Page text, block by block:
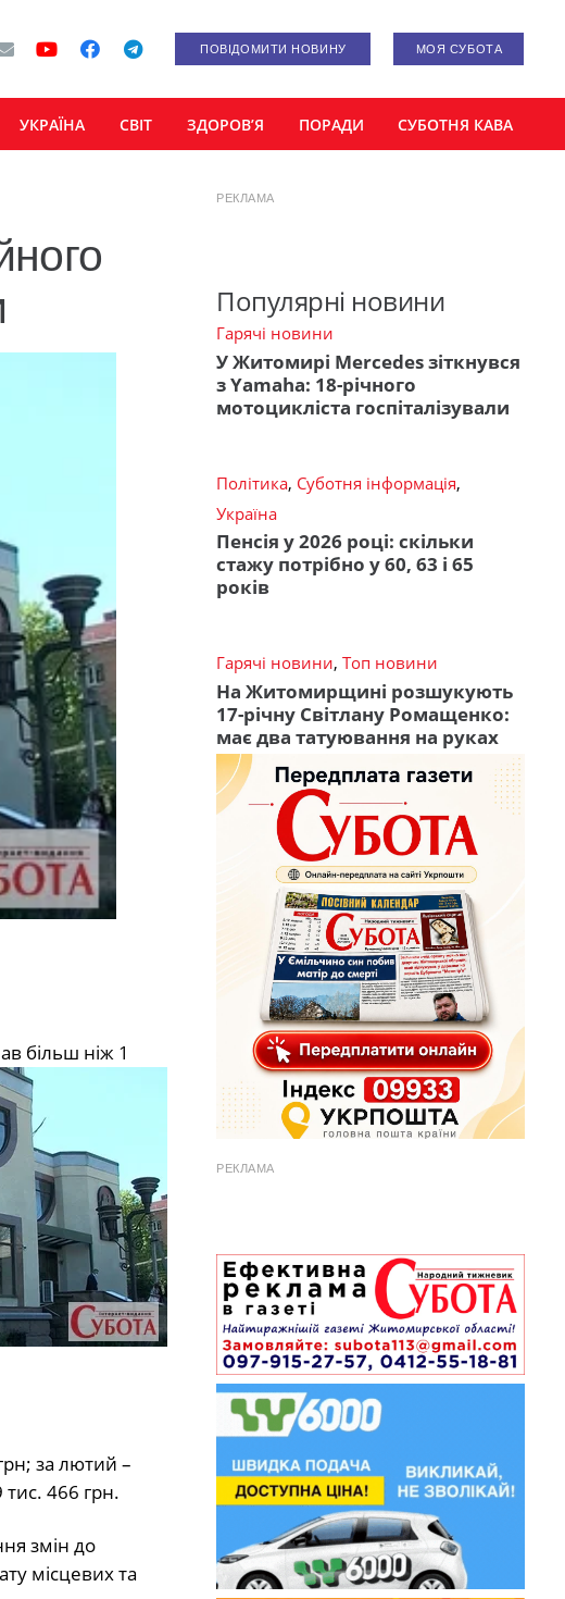
ПОВІДОМИТИ НОВИНУ МОЯ СУБОТА
УКРАЇНА СВІТ ЗДОРОВ’Я ПОРАДИ СУБОТНЯ КАВА
більш ніж 1
за лютий –
466 грн.
змін до
місцевих та
РЕКЛАМА
Популярні новини
Гарячі новини
У Житомирі Mercedes зіткнувся
з Yamaha: 18-річного
мотоцикліста госпіталізували
Політика, Суботня інформація,
Україна
Пенсія у 2026 році: скільки
стажу потрібно у 60, 63 і 65
років
Гарячі новини, Топ новини
На Житомирщині розшукують
17-річну Світлану Ромащенко:
має два татуювання на руках
РЕКЛАМА